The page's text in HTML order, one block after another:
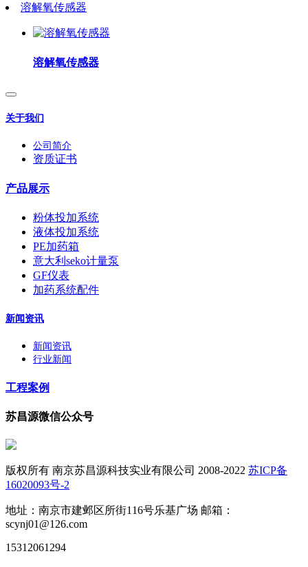
溶解氧传感器
溶解氧传感器
关于我们
公司简介
资质证书
产品展示
粉体投加系统
液体投加系统
PE加药箱
意大利seko计量泵
GF仪表
加药系统配件
新闻资讯
新闻资讯
行业新闻
工程案例
苏昌源微信公众号
版权所有 南京苏昌源科技实业有限公司 2008-2022 苏ICP备
16020093号-2
地址：南京市建邺区所街116号乐基广场 邮箱：
scynj01@126.com
15312061294